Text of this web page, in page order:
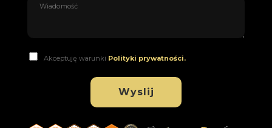
Akceptuję warunki Polityki prywatności.
Wyslij